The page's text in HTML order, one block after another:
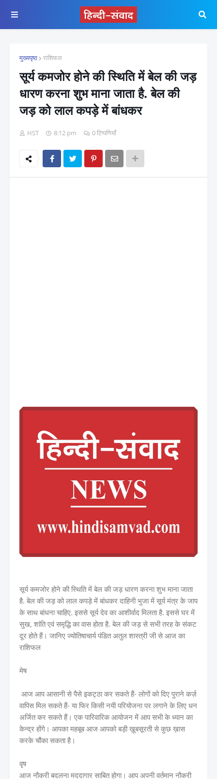
मुख्यपृष्ठ राशिफल
सूर्य कमजोर होने की स्थिति में बेल की जड़
धारण करना शुभ माना जाता है. बेल की
जड़ को लाल कपड़े में बांधकर
HST 8:12 pm 0 टिप्पणियाँ
सूर्य कमजोर होने की स्थिति में बेल की जड़ धारण करना शुभ माना जाता
है. बेल की जड़ को लाल कपड़े में बांधकर दाहिनी भुजा में सूर्य मंत्र के जाप
के साथ बांधना चाहिए. इससे सूर्य देव का आशीर्वाद मिलता है. इससे घर में
सुख, शांति एवं समृद्धि का वास होता है. बेल की जड़ से सभी तरह के संकट
दूर होते हैं। जानिए ज्योतिषाचार्य पंडित अतुल शास्त्री जी से आज का
राशिफल
मेष
आज आप आसानी से पैसे इकट्ठा कर सकते हैं- लोगों को दिए पुराने कर्ज़
वापिस मिल सकते हैं- या फिर किसी नयी परियोजना पर लगाने के लिए धन
अर्जित कर सकते हैं। एक पारिवारिक आयोजन में आप सभी के ध्यान का
केन्द्र होंगे। आपका महबूब आज आपको बड़ी ख़ूबसूरती से कुछ ख़ास
करके चौंका सकता है।
वृष
आज नौकरी बदलना मददागार साबित होगा। आप अपनी वर्तमान नौकरी